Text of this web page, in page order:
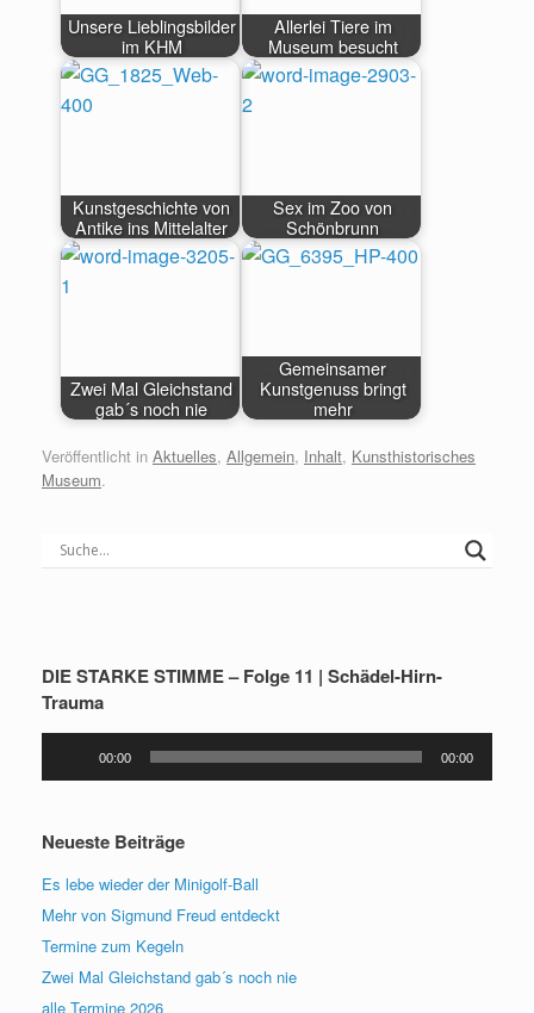
Unsere Lieblingsbilder
im KHM
Allerlei Tiere im
Museum besucht
Kunstgeschichte von
Antike ins Mittelalter
Sex im Zoo von
Schönbrunn
Zwei Mal Gleichstand
gab´s noch nie
Gemeinsamer
Kunstgenuss bringt
mehr
Veröffentlicht in Aktuelles, Allgemein, Inhalt, Kunsthistorisches
Museum.
DIE STARKE STIMME – Folge 11 | Schädel-Hirn-
Trauma
00:00 00:00
Neueste Beiträge
Es lebe wieder der Minigolf-Ball
Mehr von Sigmund Freud entdeckt
Termine zum Kegeln
Zwei Mal Gleichstand gab´s noch nie
alle Termine 2026